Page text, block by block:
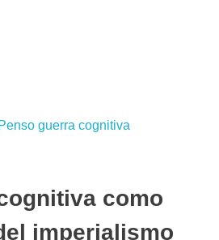
como
imperialismo